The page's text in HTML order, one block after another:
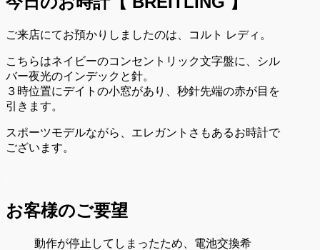
ご来店にてお預かりしましたのは、コルト レディ。
こちらはネイビーのコンセントリック文字盤に、シル
バー夜光のインデックと針。
３時位置にデイトの小窓があり、秒針先端の赤が目を
引きます。
スポーツモデルながら、エレガントさもあるお時計で
ございます。
お客様のご要望
動作が停止してしまったため、電池交換希